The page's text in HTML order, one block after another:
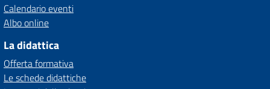
Calendario eventi
Albo online
La didattica
Offerta formativa
Le schede didattiche